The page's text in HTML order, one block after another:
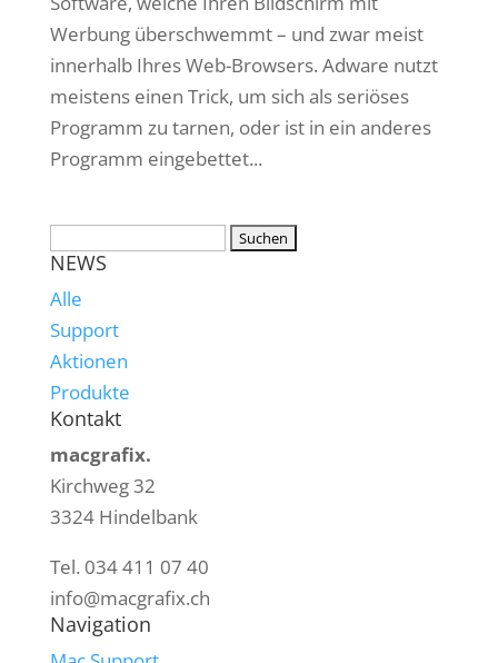
Werbung überschwemmt – und zwar meist
innerhalb Ihres Web-Browsers. Adware nutzt
meistens einen Trick, um sich als seriöses
Programm zu tarnen, oder ist in ein anderes
Programm eingebettet...
NEWS
Alle
Support
Aktionen
Produkte
Kontakt
macgrafix.
Kirchweg 32
3324 Hindelbank
Tel. 034 411 07 40
info@macgrafix.ch
Navigation